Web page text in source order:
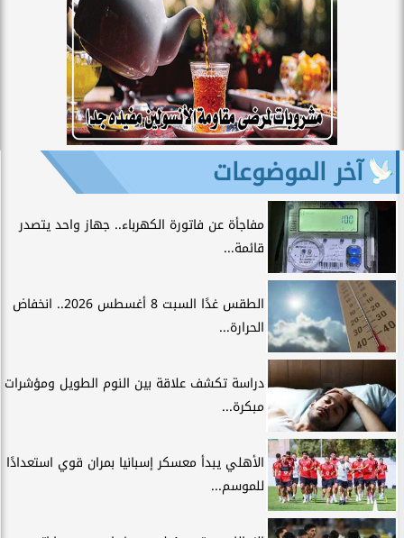
آخر الموضوعات
مفاجأة عن فاتورة الكهرباء.. جهاز واحد يتصدر
قائمة...
الطقس غدًا السبت 8 أغسطس 2026.. انخفاض
الحرارة...
دراسة تكشف علاقة بين النوم الطويل ومؤشرات
مبكرة...
الأهلي يبدأ معسكر إسبانيا بمران قوي استعدادًا
للموسم...